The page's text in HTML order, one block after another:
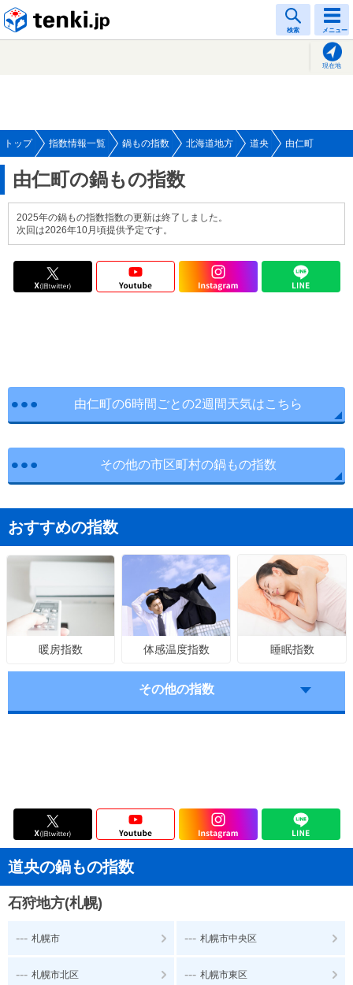
検索 メニュー
現在地
トップ 指数情報一覧 鍋もの指数 北海道地方 道央 由仁町
由仁町の鍋もの指数
2025年の鍋もの指数指数の更新は終了しました。
次回は2026年10月頃提供予定です。
由仁町の6時間ごとの2週間天気はこちら
その他の市区町村の鍋もの指数
おすすめの指数
暖房指数 体感温度指数 睡眠指数
その他の指数
道央の鍋もの指数
石狩地方(札幌)
--- 札幌市 --- 札幌市中央区
--- 札幌市北区 --- 札幌市東区